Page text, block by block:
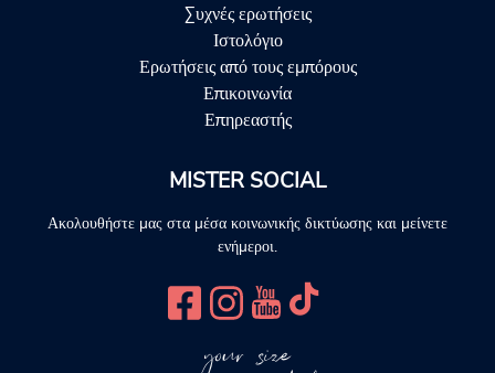
Συχνές ερωτήσεις
Ιστολόγιο
Ερωτήσεις από τους εμπόρους
Επικοινωνία
Επηρεαστής
MISTER SOCIAL
Ακολουθήστε μας στα μέσα κοινωνικής δικτύωσης και μείνετε
ενήμεροι.
your size